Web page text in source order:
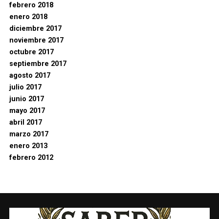
febrero 2018
enero 2018
diciembre 2017
noviembre 2017
octubre 2017
septiembre 2017
agosto 2017
julio 2017
junio 2017
mayo 2017
abril 2017
marzo 2017
enero 2013
febrero 2012